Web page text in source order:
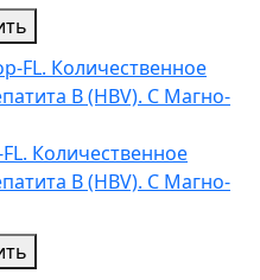
Количественное
В (HBV). С Магно-